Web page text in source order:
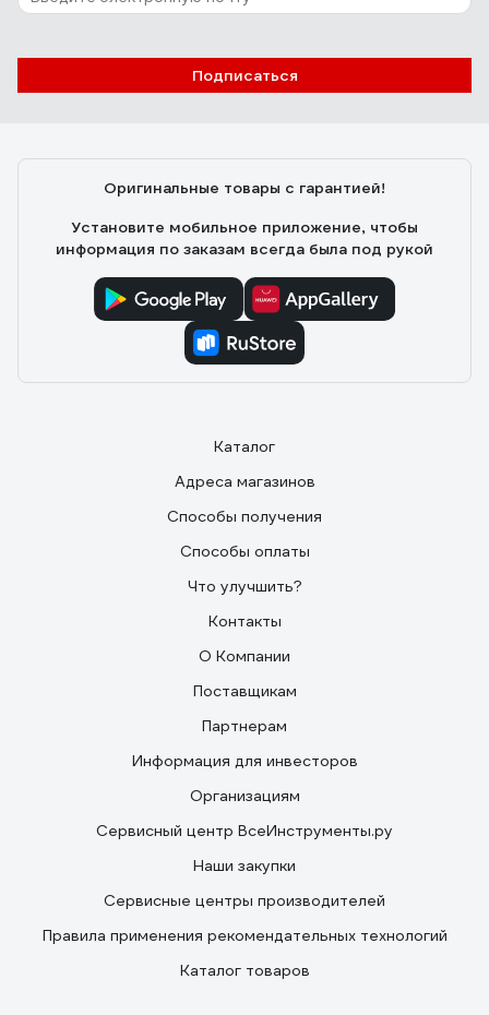
Подписаться
Оригинальные товары с гарантией!
Установите мобильное приложение, чтобы
информация по заказам всегда была под рукой
Каталог
Адреса магазинов
Способы получения
Способы оплаты
Что улучшить?
Контакты
О Компании
Поставщикам
Партнерам
Информация для инвесторов
Организациям
Сервисный центр ВсеИнструменты.ру
Наши закупки
Сервисные центры производителей
Правила применения рекомендательных технологий
Каталог товаров